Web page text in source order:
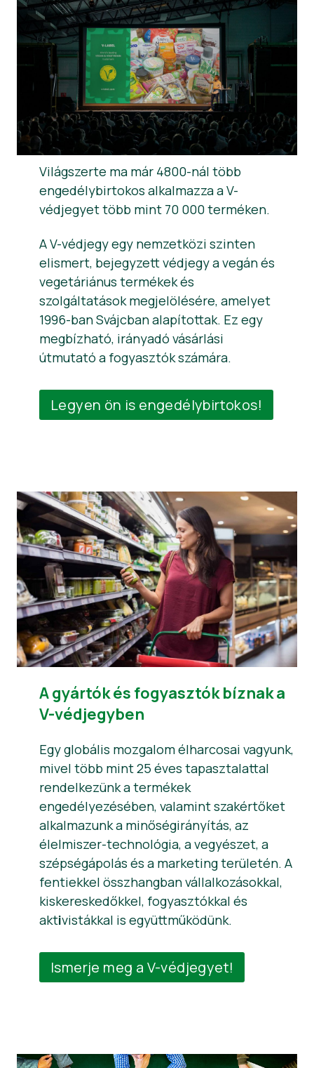
Hírek
Sajtóanyagok
Világszerte ma már 4800-nál több
engedélybirtokos alkalmazza a V-
védjegyet több mint 70 000 terméken.
A V-védjegy egy nemzetközi szinten
elismert, bejegyzett védjegy a vegán és
vegetáriánus termékek és
szolgáltatások megjelölésére, amelyet
1996-ban Svájcban alapítottak. Ez egy
megbízható, irányadó vásárlási
útmutató a fogyasztók számára.
Legyen ön is engedélybirtokos!
A gyártók és fogyasztók bíznak a
V-védjegyben
Egy globális mozgalom élharcosai vagyunk,
mivel több mint 25 éves tapasztalattal
rendelkezünk a termékek
engedélyezésében, valamint szakértőket
alkalmazunk a minőségirányítás, az
élelmiszer-technológia, a vegyészet, a
szépségápolás és a marketing területén. A
fentiekkel összhangban vállalkozásokkal,
kiskereskedőkkel, fogyasztókkal és
aktivistákkal is együttműködünk.
Ismerje meg a V-védjegyet!